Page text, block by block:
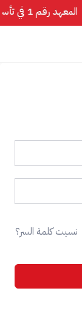
المعهد رقم 1 في تأسيس اللغة الإنجليزية
نسيت كلمة السر؟